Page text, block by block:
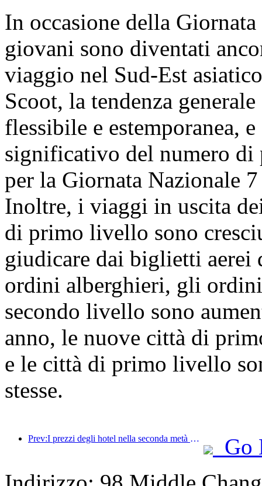
In occasione della
giovani sono diventati
viaggio nel Sud-Est
Scoot, la tendenza
flessibile e estemporanea,
significativo del numero di
per la Giornata Nazionale
Inoltre, i viaggi in uscita
di primo livello sono
giudicare dai biglietti aerei
ordini alberghieri, gli
secondo livello sono
anno, le nuove città di
e le città di primo livello
stesse.
Prev:I prezzi degli hotel nella seconda metà della Giornata Nazionale sono ai minimi festivi
Go